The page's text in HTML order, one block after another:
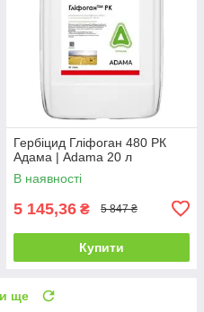
Гербіцид Гліфоган 480 РК
Адама | Adama 20 л
В наявності
5 145,36 ₴ 5 847 ₴
Купити
ще